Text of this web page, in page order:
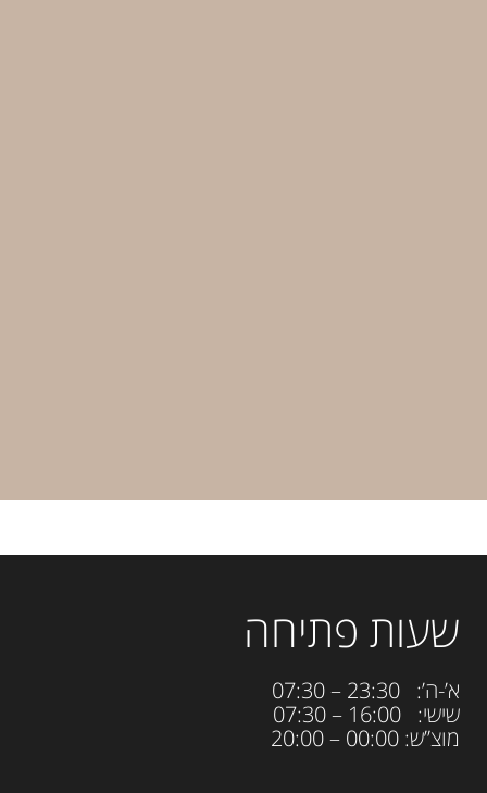
שעות פתיחה
א’-ה’: 23:30 – 07:30
שישי: 16:00 – 07:30
מוצ”ש: 00:00 – 20:00